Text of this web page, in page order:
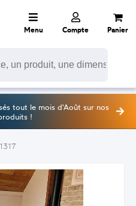
Menu Compte Panier
tout le mois d'Août sur nos
!